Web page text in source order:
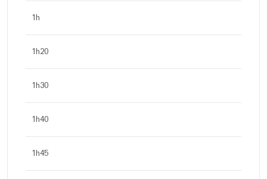
1h
1h20
1h30
1h40
1h45